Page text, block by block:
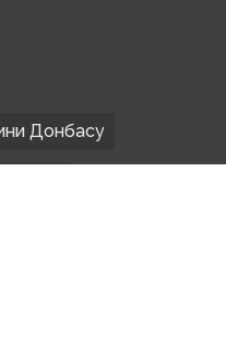
Донбасу